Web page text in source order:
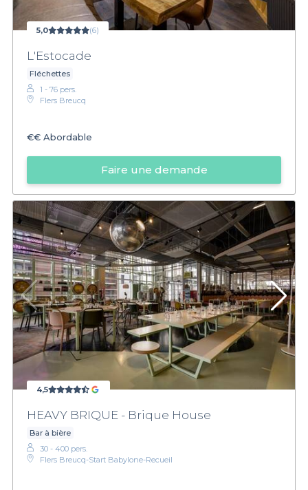
5,0 (6)
L'Estocade
Fléchettes
1 - 76 pers.
Flers Breucq
€€ Abordable
Faire une demande
4,5
HEAVY BRIQUE - Brique House
Bar à bière
30 - 400 pers.
Flers Breucq-Start Babylone-Recueil